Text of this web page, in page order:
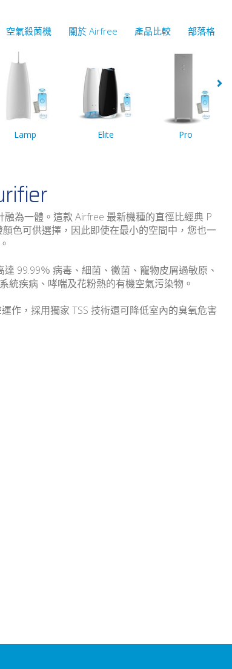
空氣殺菌機 關於 Airfree 產品比較 部落格
Lamp Elite Pro
為一體。這款 Airfree 最新機種的直徑比經典 P
色可供選擇，因此即使在最小的空間中，您也一
99.99％ 病毒、細菌、黴菌、寵物皮屑過敏原、
統疾病、哮喘及花粉熱的有機空氣污染物。
作，採用獨家 TSS 技術還可降低室內的臭氧危害